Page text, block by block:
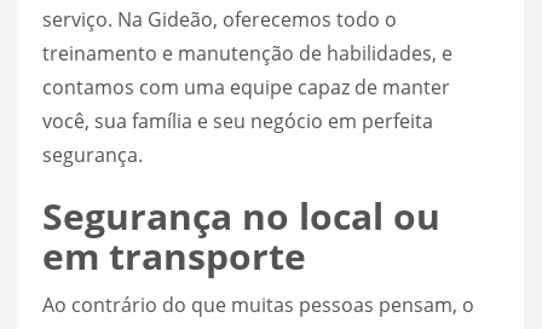
serviço. Na Gideão, oferecemos todo o
treinamento e manutenção de habilidades, e
contamos com uma equipe capaz de manter
você, sua família e seu negócio em perfeita
segurança.
Segurança no local ou
em transporte
Ao contrário do que muitas pessoas pensam, o